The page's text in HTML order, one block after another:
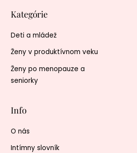
Kategórie
Deti a mládež
Ženy v produktívnom veku
Ženy po menopauze a
seniorky
Info
O nás
Intímny slovník